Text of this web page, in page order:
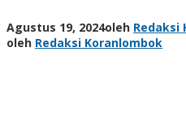
Agustus 19, 2024oleh Redaksi
oleh Redaksi Koranlombok